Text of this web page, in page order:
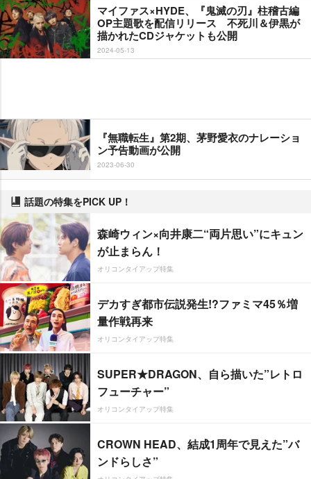
マイファス×HYDE、『鬼滅の刃』柱稽古編
OP主題歌を配信リリース 不死川＆伊黒が
描かれたCDジャケットも公開
2024-05-13
『無職転生』第2期、茅野愛衣のナレーショ
ン予告動画が公開
2023-06-30
話題の特集をPICK UP！
森崎ウィン×向井康二“両片思い”にキュン
が止まらん！
オリコンタイアップ特集
デカすぎ都市伝説発生!?ファミマ45％増
量作戦再来
オリコンタイアップ特集
SUPER★DRAGON、自ら描いた”レトロ
フューチャー”
オリコンタイアップ特集
CROWN HEAD、結成1周年で見えた”バ
ンドらしさ”